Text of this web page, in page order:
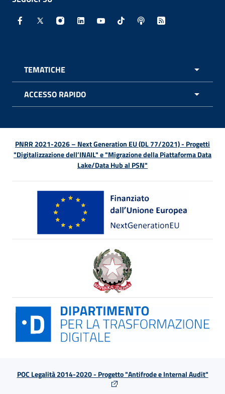
Facebook - Sito esterno - Apertura in nuova finestra
X - Sito esterno - Apertura in nuova finestra
Instagram - Sito esterno - Apertura in
Linkedin - Sito esterno - Apertura in
Youtube - Sito esterno -
TikTok - Sito esterno -
Spreaker - Sito
Feed RSS -
TEMATICHE
ACCESSO RAPIDO
PNRR 2021-2026 – Next Generation EU (DL 77/2021) - Progetti
"Digitalizzazione dell’INAIL" e "Migrazione della Piattaforma Data
Lake/Data Hub al PSN"
POC Legalità 2014-2020 - Progetto "Antifrode e Internal Audit"